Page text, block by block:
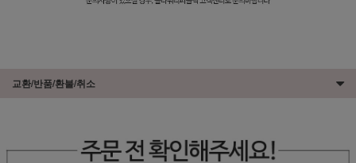
교환/반품/환불/취소